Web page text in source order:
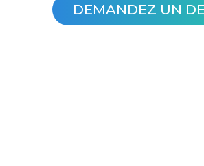
DEMANDEZ UN